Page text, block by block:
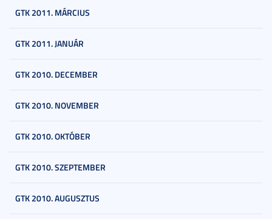
GTK 2011. MÁRCIUS
GTK 2011. JANUÁR
GTK 2010. DECEMBER
GTK 2010. NOVEMBER
GTK 2010. OKTÓBER
GTK 2010. SZEPTEMBER
GTK 2010. AUGUSZTUS